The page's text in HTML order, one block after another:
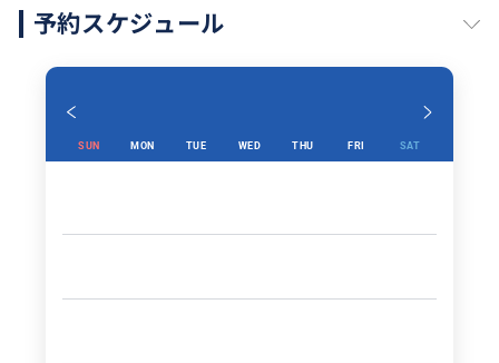
予約スケジュール
SUN MON TUE WED THU FRI SAT